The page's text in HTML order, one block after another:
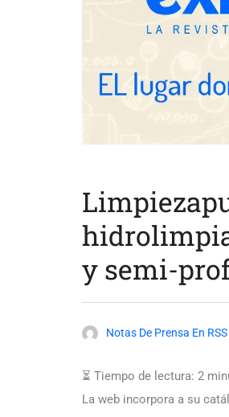
y semi-
Notas De Prensa En RSS
⏳ Tiempo de lectura: 2
La web incorpora a su